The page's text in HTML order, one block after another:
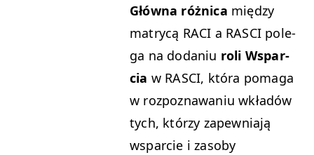
Głów­na różni­ca między
matrycą RACI a RAS­CI pole­
ga na doda­niu roli Wspar­
cia w RAS­CI, która poma­ga
w rozpoz­nawa­niu wkładów
tych, którzy zapew­ni­a­ją
wspar­cie i zaso­by